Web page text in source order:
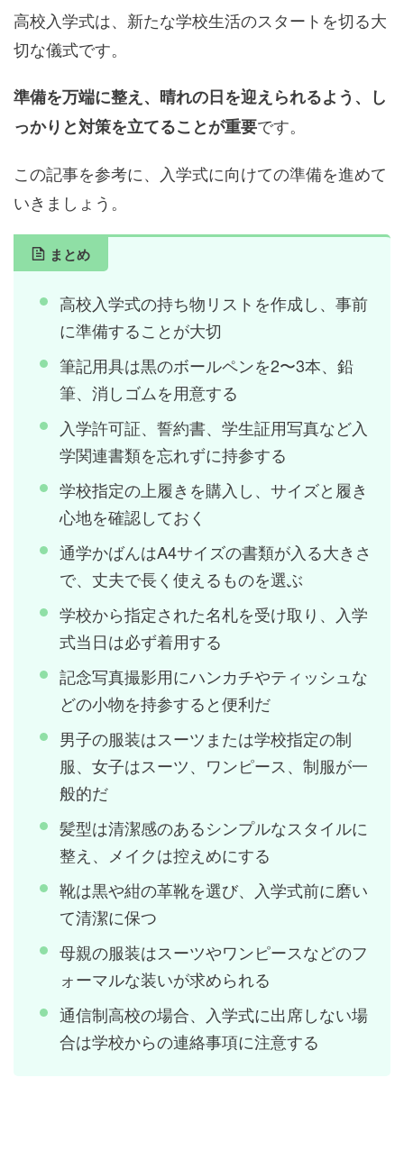
高校入学式は、新たな学校生活のスタートを切る大
切な儀式です。
準備を万端に整え、晴れの日を迎えられるよう、し
っかりと対策を立てることが重要です。
この記事を参考に、入学式に向けての準備を進めて
いきましょう。
まとめ
高校入学式の持ち物リストを作成し、事前
に準備することが大切
筆記用具は黒のボールペンを2〜3本、鉛
筆、消しゴムを用意する
入学許可証、誓約書、学生証用写真など入
学関連書類を忘れずに持参する
学校指定の上履きを購入し、サイズと履き
心地を確認しておく
通学かばんはA4サイズの書類が入る大きさ
で、丈夫で長く使えるものを選ぶ
学校から指定された名札を受け取り、入学
式当日は必ず着用する
記念写真撮影用にハンカチやティッシュな
どの小物を持参すると便利だ
男子の服装はスーツまたは学校指定の制
服、女子はスーツ、ワンピース、制服が一
般的だ
髪型は清潔感のあるシンプルなスタイルに
整え、メイクは控えめにする
靴は黒や紺の革靴を選び、入学式前に磨い
て清潔に保つ
母親の服装はスーツやワンピースなどのフ
ォーマルな装いが求められる
通信制高校の場合、入学式に出席しない場
合は学校からの連絡事項に注意する